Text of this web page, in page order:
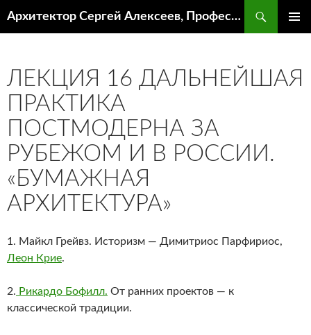
Архитектор Сергей Алексеев, Профессор кафедры ИА и АР ААИ ЮФУ
ЛЕКЦИЯ 16 ДАЛЬНЕЙШАЯ
ПРАКТИКА
ПОСТМОДЕРНА ЗА
РУБЕЖОМ И В РОССИИ.
«БУМАЖНАЯ
АРХИТЕКТУРА»
1. Майкл Грейвз. Историзм — Димитриос Парфириос,
Леон Крие.
2. Рикардо Бофилл. От ранних проектов — к
классической традиции.